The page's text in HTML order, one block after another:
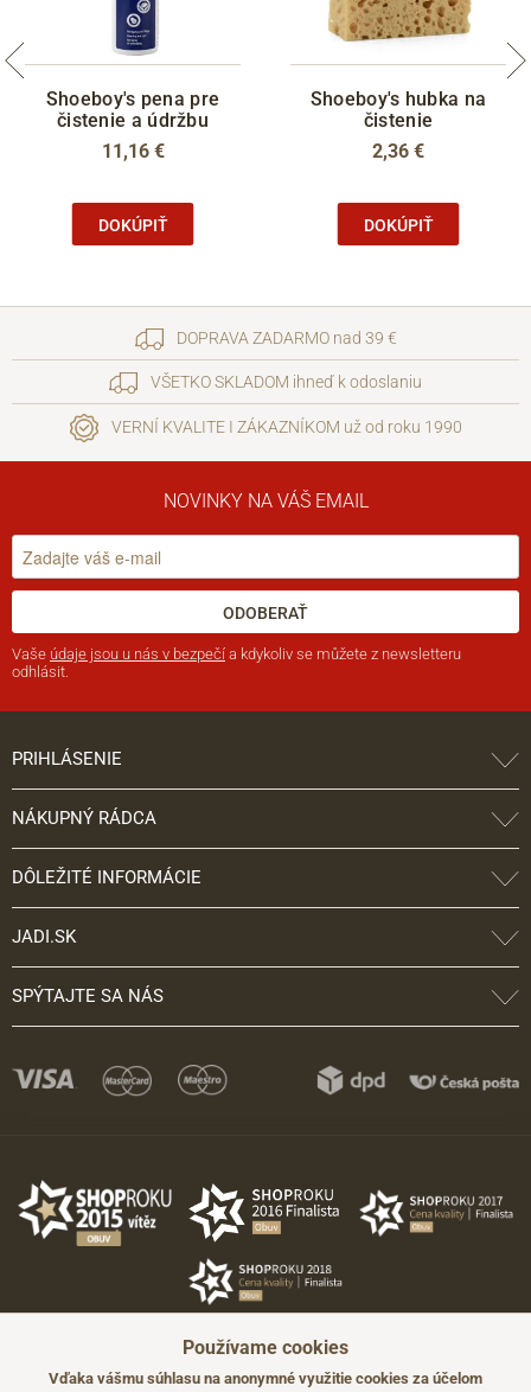
Shoeboy's pena pre
čistenie a údržbu
11,16 €
DOKÚPIŤ
Shoeboy's hubka na
čistenie
2,36 €
DOKÚPIŤ
DOPRAVA ZADARMO nad 39 €
VŠETKO SKLADOM ihneď k odoslaniu
VERNÍ KVALITE I ZÁKAZNÍKOM už od roku 1990
NOVINKY NA VÁŠ EMAIL
ODOBERAŤ
Vaše údaje jsou u nás v bezpečí a kdykoliv se můžete z newsletteru
odhlásit.
PRIHLÁSENIE
NÁKUPNÝ RÁDCA
DÔLEŽITÉ INFORMÁCIE
JADI.SK
SPÝTAJTE SA NÁS
Používame cookies
Vďaka vášmu súhlasu na anonymné využitie cookies za účelom